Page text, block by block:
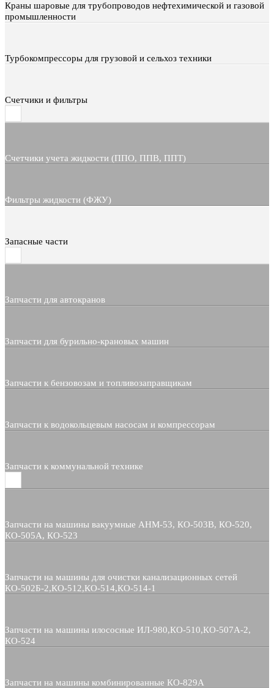
Краны шаровые для трубопроводов нефтехимической и газовой
промышленности
Турбокомпрессоры для грузовой и сельхоз техники
Счетчики и фильтры
Счетчики учета жидкости (ППО, ППВ, ППТ)
Фильтры жидкости (ФЖУ)
Запасные части
Запчасти для автокранов
Запчасти для бурильно-крановых машин
Запчасти к бензовозам и топливозаправщикам
Запчасти к водокольцевым насосам и компрессорам
Запчасти к коммунальной технике
Запчасти на машины вакуумные АНМ-53, КО-503В, КО-520,
КО-505А, КО-523
Запчасти на машины для очистки канализационных сетей
КО-502Б-2,КО-512,КО-514,КО-514-1
Запчасти на машины илососные ИЛ-980,КО-510,КО-507А-2,
КО-524
Запчасти на машины комбинированные КО-829А